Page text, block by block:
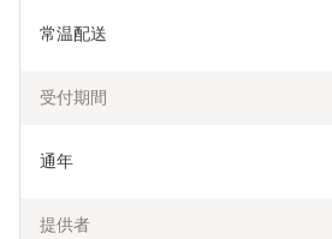
常温配送
受付期間
通年
提供者